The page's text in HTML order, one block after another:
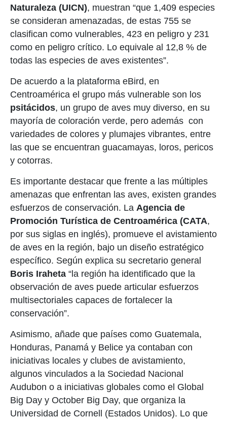
Naturaleza (UICN), muestran “que 1,409 especies
se consideran amenazadas, de estas 755 se
clasifican como vulnerables, 423 en peligro y 231
como en peligro crítico. Lo equivale al 12,8 % de
todas las especies de aves existentes”.
De acuerdo a la plataforma eBird, en
Centroamérica el grupo más vulnerable son los
psitácidos, un grupo de aves muy diverso, en su
mayoría de coloración verde, pero además con
variedades de colores y plumajes vibrantes, entre
las que se encuentran guacamayas, loros, pericos
y cotorras.
Es importante destacar que frente a las múltiples
amenazas que enfrentan las aves, existen grandes
esfuerzos de conservación. La Agencia de
Promoción Turística de Centroamérica (CATA,
por sus siglas en inglés), promueve el avistamiento
de aves en la región, bajo un diseño estratégico
específico. Según explica su secretario general
Boris Iraheta “la región ha identificado que la
observación de aves puede articular esfuerzos
multisectoriales capaces de fortalecer la
conservación”.
Asimismo, añade que países como Guatemala,
Honduras, Panamá y Belice ya contaban con
iniciativas locales y clubes de avistamiento,
algunos vinculados a la Sociedad Nacional
Audubon o a iniciativas globales como el Global
Big Day y October Big Day, que organiza la
Universidad de Cornell (Estados Unidos). Lo que